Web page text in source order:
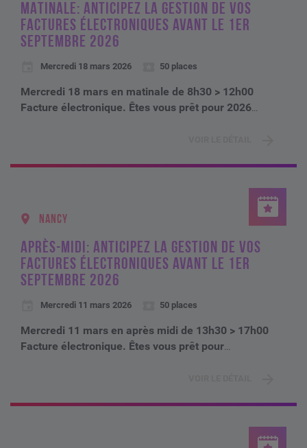
MATINALE: ANTICIPEZ LA GESTION DE VOS
FACTURES ÉLECTRONIQUES AVANT LE 1ER
SEPTEMBRE 2026
Mercredi 18 mars 2026 50 places
Mercredi 18 mars en matinale de 8h30 > 12h00
Facture électronique. Êtes vous prêt pour 2026
NANCY
APRÈS-MIDI: ANTICIPEZ LA GESTION DE VOS
FACTURES ÉLECTRONIQUES AVANT LE 1ER
SEPTEMBRE 2026
Mercredi 11 mars 2026 50 places
Mercredi 11 mars en après midi de 13h30 > 17h00
Facture électronique. Êtes vous prêt pour...